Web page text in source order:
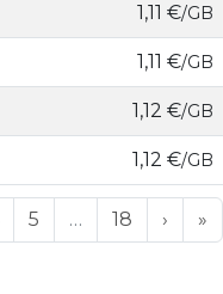
1,11 €/GB
1,11 €/GB
1,12 €/GB
1,12 €/GB
5 … 18 › »